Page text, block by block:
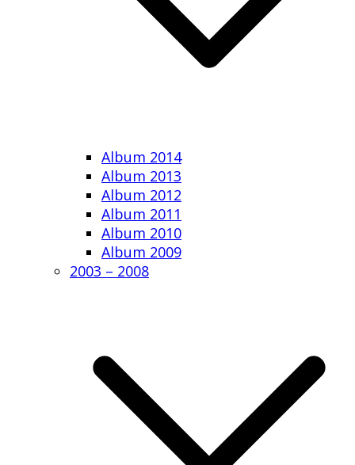
Album 2014
Album 2013
Album 2012
Album 2011
Album 2010
Album 2009
2003 – 2008